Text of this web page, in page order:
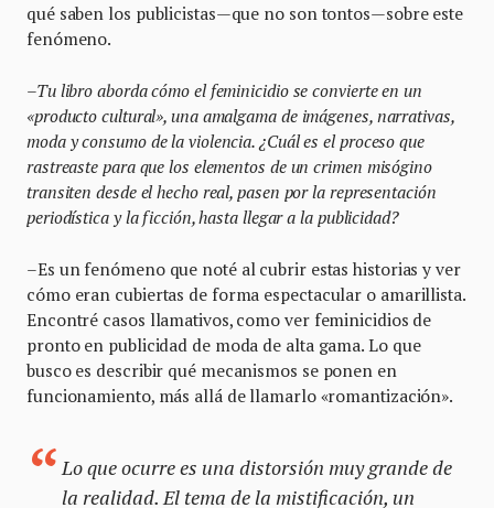
qué saben los publicistas—que no son tontos—sobre este
fenómeno.
–Tu libro aborda cómo el feminicidio se convierte en un
«producto cultural», una amalgama de imágenes, narrativas,
moda y consumo de la violencia. ¿Cuál es el proceso que
rastreaste para que los elementos de un crimen misógino
transiten desde el hecho real, pasen por la representación
periodística y la ficción, hasta llegar a la publicidad?
–Es un fenómeno que noté al cubrir estas historias y ver
cómo eran cubiertas de forma espectacular o amarillista.
Encontré casos llamativos, como ver feminicidios de
pronto en publicidad de moda de alta gama. Lo que
busco es describir qué mecanismos se ponen en
funcionamiento, más allá de llamarlo «romantización».
Lo que ocurre es una distorsión muy grande de
la realidad. El tema de la mistificación, un